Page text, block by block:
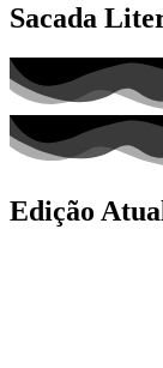
Sacada
Edição